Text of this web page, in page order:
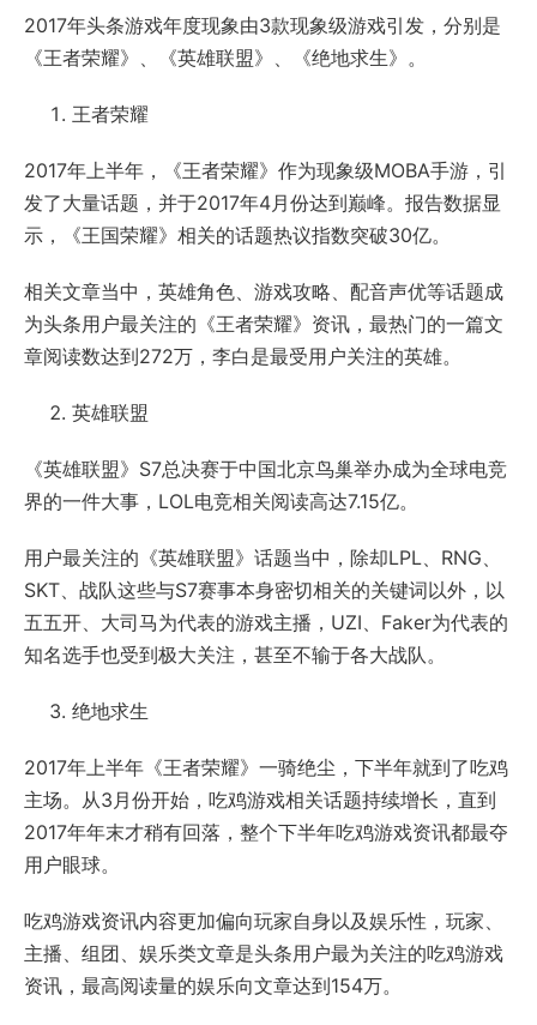
2017年头条游戏年度现象由3款现象级游戏引发，分别是
《王者荣耀》、《英雄联盟》、《绝地求生》。
王者荣耀
2017年上半年，《王者荣耀》作为现象级MOBA手游，引
发了大量话题，并于2017年4月份达到巅峰。报告数据显
示，《王国荣耀》相关的话题热议指数突破30亿。
相关文章当中，英雄角色、游戏攻略、配音声优等话题成
为头条用户最关注的《王者荣耀》资讯，最热门的一篇文
章阅读数达到272万，李白是最受用户关注的英雄。
英雄联盟
《英雄联盟》S7总决赛于中国北京鸟巢举办成为全球电竞
界的一件大事，LOL电竞相关阅读高达7.15亿。
用户最关注的《英雄联盟》话题当中，除却LPL、RNG、
SKT、战队这些与S7赛事本身密切相关的关键词以外，以
五五开、大司马为代表的游戏主播，UZI、Faker为代表的
知名选手也受到极大关注，甚至不输于各大战队。
绝地求生
2017年上半年《王者荣耀》一骑绝尘，下半年就到了吃鸡
主场。从3月份开始，吃鸡游戏相关话题持续增长，直到
2017年年末才稍有回落，整个下半年吃鸡游戏资讯都最夺
用户眼球。
吃鸡游戏资讯内容更加偏向玩家自身以及娱乐性，玩家、
主播、组团、娱乐类文章是头条用户最为关注的吃鸡游戏
资讯，最高阅读量的娱乐向文章达到154万。